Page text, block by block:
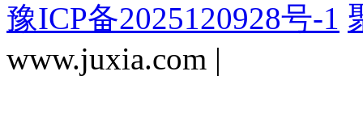
豫ICP备2025120928号-1
www.juxia.com |